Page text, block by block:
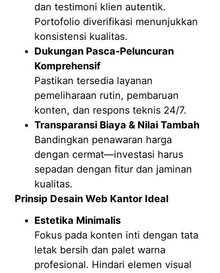
dan testimoni klien autentik.
Portofolio diverifikasi menunjukkan
konsistensi kualitas.
Dukungan Pasca-Peluncuran
Komprehensif
Pastikan tersedia layanan
pemeliharaan rutin, pembaruan
konten, dan respons teknis 24/7.
Transparansi Biaya & Nilai Tambah
Bandingkan penawaran harga
dengan cermat—investasi harus
sepadan dengan fitur dan jaminan
kualitas.
Prinsip Desain Web Kantor Ideal
Estetika Minimalis
Fokus pada konten inti dengan tata
letak bersih dan palet warna
profesional. Hindari elemen visual